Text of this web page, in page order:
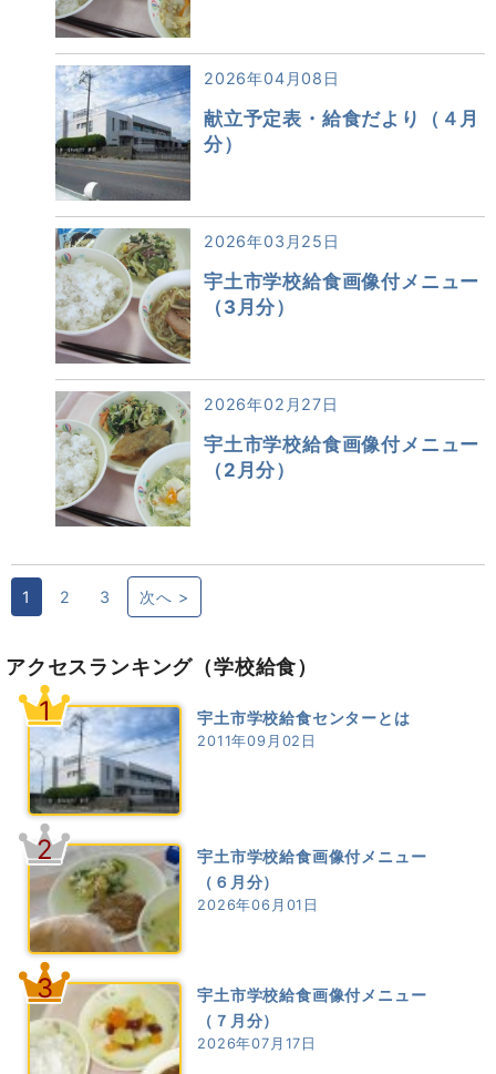
2026年04月08日
献立予定表・給食だより（４月
分）
2026年03月25日
宇土市学校給食画像付メニュー
（3月分）
2026年02月27日
宇土市学校給食画像付メニュー
（2月分）
1 2 3 次へ >
アクセスランキング （学校給食）
1 宇土市学校給食センターとは
2011年09月02日
2
宇土市学校給食画像付メニュー
（６月分）
2026年06月01日
3
宇土市学校給食画像付メニュー
（７月分）
2026年07月17日